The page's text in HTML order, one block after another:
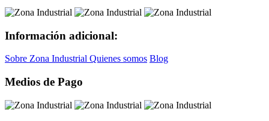
Información adicional:
Sobre Zona Industrial Quienes somos Blog
Medios de Pago